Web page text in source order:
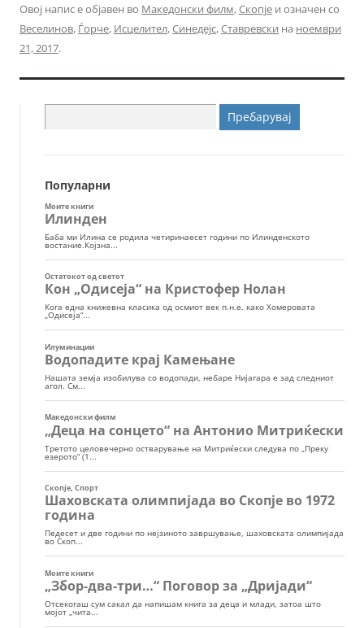
Овој напис е објавен во Македонски филм,Скопје и означен со
Веселинов, Ѓорче, Исцелител,Синедејс,Ставревски на ноември
21, 2017.
за:
Популарни